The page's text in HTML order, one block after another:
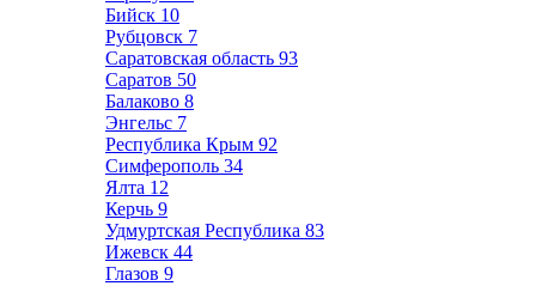
Бийск 10
Рубцовск 7
Саратовская область 93
Саратов 50
Балаково 8
Энгельс 7
Республика Крым 92
Симферополь 34
Ялта 12
Керчь 9
Удмуртская Республика 83
Ижевск 44
Глазов 9